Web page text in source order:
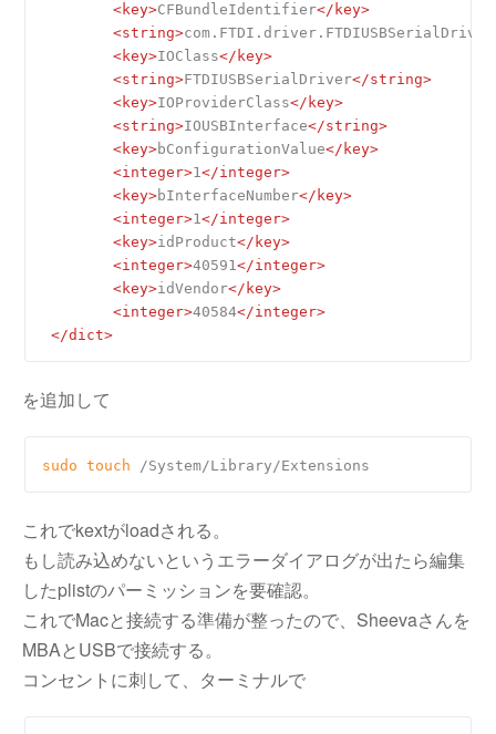
<key>CFBundleIdentifier</ key>
<string>com.FTDI.driver.FTDIUSBSerialDriver
<key>IOClass</ key>
<string>FTDIUSBSerialDriver</string>
<key>IOProviderClass</ key>
<string>IOUSBInterface</string>
<key>bConfigurationValue</ key>
<integer>1</integer>
<key>bInterfaceNumber</ key>
<integer>1</integer>
<key>idProduct</ key>
<integer>40591</integer>
<key>idVendor</ key>
<integer>40584</integer>
</dict>
を追加して
sudo touch
これでkextがloadされる。
もし読み込めないというエラーダイアログが出たら編集
したplistのパーミッションを要確認。
これでMacと接続する準備が整ったので、Sheevaさんを
MBAとUSBで接続する。
コンセントに刺して、ターミナルで